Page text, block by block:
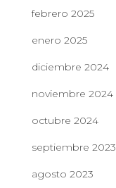
febrero 2025
enero 2025
diciembre 2024
noviembre 2024
octubre 2024
septiembre 2023
agosto 2023